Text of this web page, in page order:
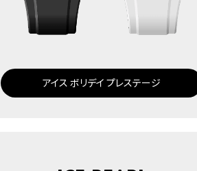
アイス ボリデイ プレステージ